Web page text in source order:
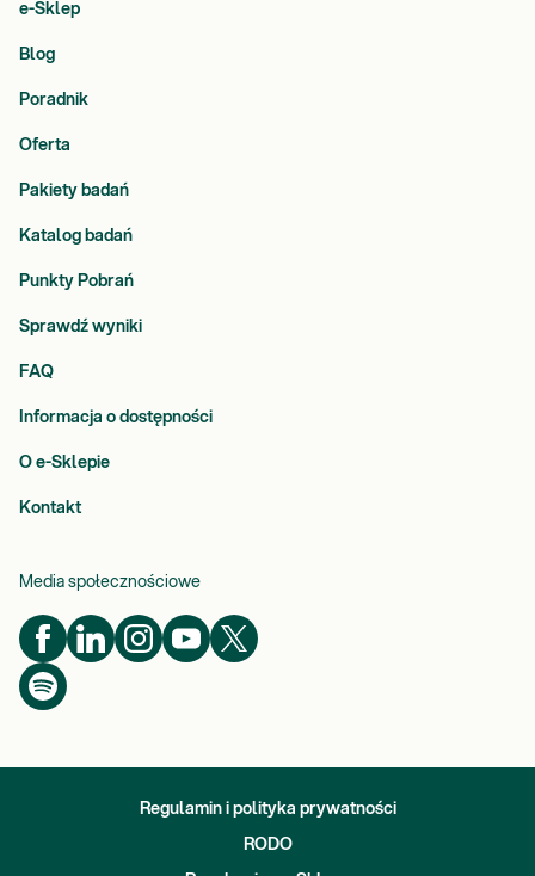
e-Sklep
Blog
Poradnik
Oferta
Pakiety badań
Katalog badań
Punkty Pobrań
Sprawdź wyniki
FAQ
Informacja o dostępności
O e-Sklepie
Kontakt
Media społecznościowe
Regulamin i polityka prywatności
RODO